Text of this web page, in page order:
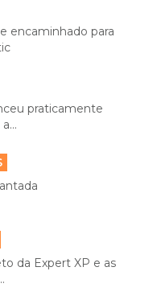
encaminhado para
praticamente
da Expert XP e as